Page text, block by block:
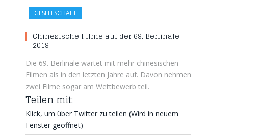
GESELLSCHAFT
Chinesische Filme auf der 69. Berlinale
2019
Die 69. Berlinale wartet mit mehr chinesischen
Filmen als in den letzten Jahre auf. Davon nehmen
zwei Filme sogar am Wettbewerb teil.
Teilen mit:
Klick, um über Twitter zu teilen (Wird in neuem
Fenster geöffnet)